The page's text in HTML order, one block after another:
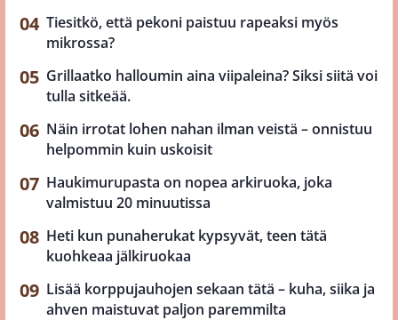
Tiesitkö, että pekoni paistuu rapeaksi myös
mikrossa?
Grillaatko halloumin aina viipaleina? Siksi siitä voi
tulla sitkeää.
Näin irrotat lohen nahan ilman veistä – onnistuu
helpommin kuin uskoisit
Haukimurupasta on nopea arkiruoka, joka
valmistuu 20 minuutissa
Heti kun punaherukat kypsyvät, teen tätä
kuohkeaa jälkiruokaa
Lisää korppujauhojen sekaan tätä – kuha, siika ja
ahven maistuvat paljon paremmilta